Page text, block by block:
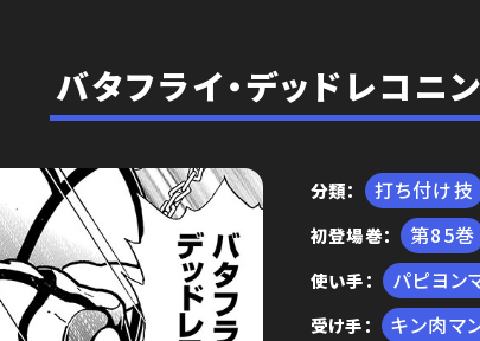
バタフライ・デッドレコニ
分類 打ち付け技
初登場巻 85
使い手 パピヨン
受け手 キン肉マ